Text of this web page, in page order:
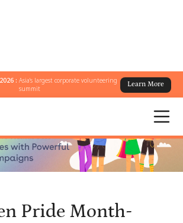
:Asia's largest corporate volunteering
summit
Learn More
Pride Month-